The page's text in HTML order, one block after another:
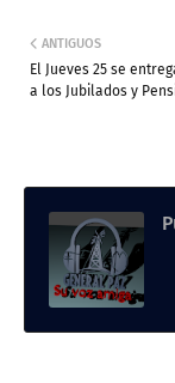
ANTIGUOS
El Jueves 25 se
a los Jubilados y